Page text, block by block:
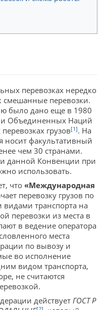
перевозках нередко
смешанные перевозки.
было дано еще в 1980
Объединенных Наций
грузов[1]. На
носит факультативный
чем 30 странами.
данной Конвенции при
использовать.
что «Международная
перевозку грузов по
транспорта на
перевозки из места в
в ведение оператора
места
по вывозу и
во исполнение
видом транспорта,
не считаются
действует ГОСТ Р